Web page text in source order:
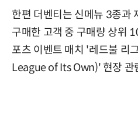
한편 더벤티는 신메뉴 3종과
구매한 고객 중 구매량 상위
포츠 이벤트 매치 '레드불 리
League of Its Own)' 현장 관